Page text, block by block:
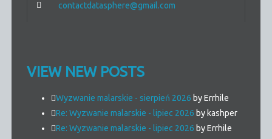
contactdatasphere@gmail.com
VIEW NEW POSTS
Wyzwanie malarskie - sierpień 2026 by Errhile
Re: Wyzwanie malarskie - lipiec 2026 by kashper
Re: Wyzwanie malarskie - lipiec 2026 by Errhile